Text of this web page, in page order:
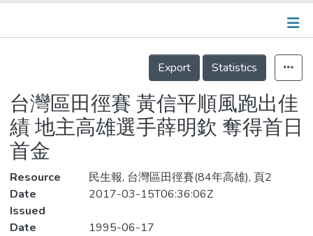
Statistics
Details
Export
Statistics
台灣區田徑賽 黃信平順風跑出佳
績 地主高雄選手薛明欽 奪得首日
首金
Resource
民生報, 台灣區田徑賽(84年高雄), 頁2
Date
Issued
2017-03-15T06:36:06Z
Date
1995-06-17